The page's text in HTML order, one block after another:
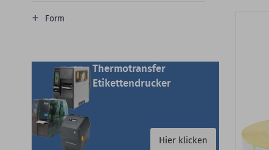
Form
Thermotransfer
Etikettendrucker
Hier klicken